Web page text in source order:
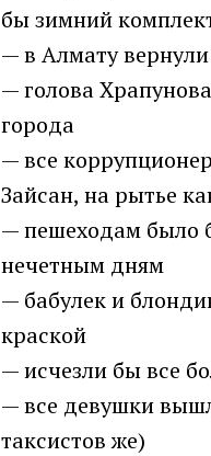
бы зимний
— в Алмату
— голова
города
— все
Зайсан, на рытье
— пешеходам было
нечетным дням
— бабулек и
краской
— исчезли бы все
— все девушки
таксистов же)